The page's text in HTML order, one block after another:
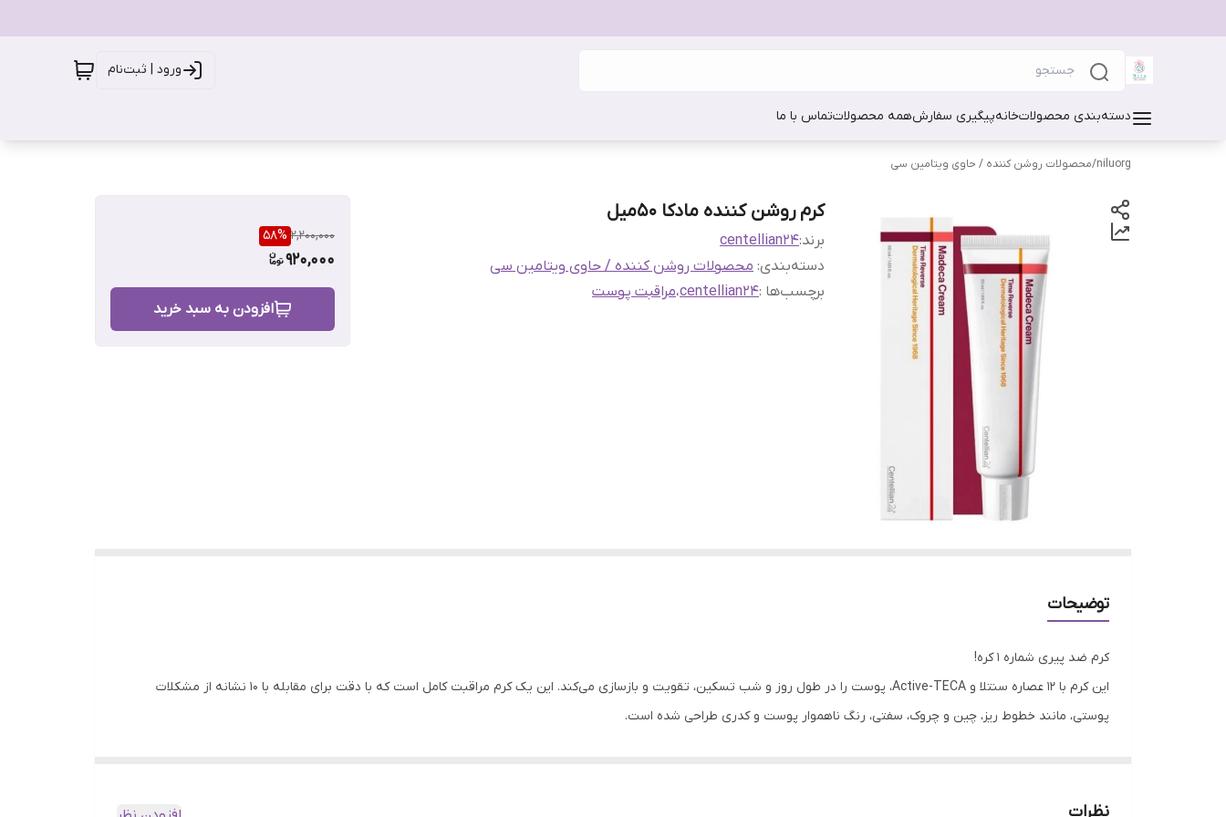
ورود | ثبت‌نام
دسته‌بندی محصولاتخانهپیگیری سفارشهمه محصولاتتماس با ما
niluorg
/محصولات روشن کننده / حاوی ویتامین سی
کرم روشن کننده مادکا 50میل
برند:centellian24
دسته‌بندی: محصولات روشن کننده / حاوی ویتامین سی
برچسب‌ها :centellian24،مراقبت پوست
2,200,000
58%
920,000
افزودن به سبد خرید
توضیحات
کرم ضد پیری شماره ۱ کره!
این کرم با ۱۲ عصاره سنتلا و Active-TECA، پوست را در طول روز و شب تسکین، تقویت و بازسازی می‌کند. این یک کرم مراقبت کامل است که با دقت برای مقابله با ۱۰ نشانه از مشکلات
پوستی، مانند خطوط ریز، چین و چروک، سفتی، رنگ ناهموار پوست و کدری طراحی شده است.
فرمولاسیون مادکا با پروتئین بالا با غلظت بالای پروتئین‌های اساسی الاستیسیته پوست استخراج‌شده از سنتلا آسیاتیکا که به جذب تنها در ۵ ثانیه کمک می‌کند!
نظرات